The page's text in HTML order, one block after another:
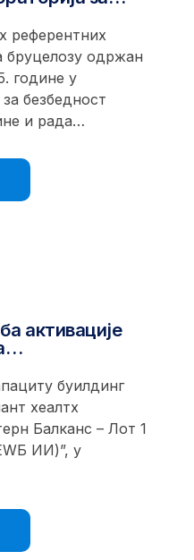
референтних
бруцелозу одржан
године у
безбедност
и рада…
активације
буилдинг
хеалтх
Балканс – Лот 1
ИИ)”, у